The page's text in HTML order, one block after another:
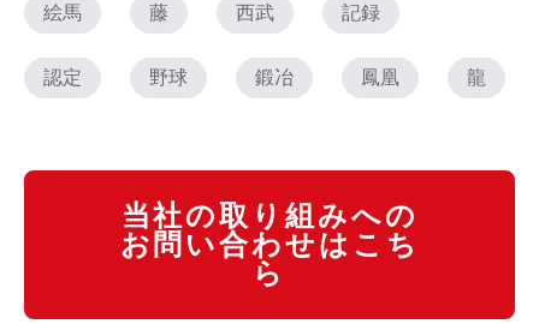
絵馬 藤 西武 記録
認定 野球 鍛冶 鳳凰 龍
当社の取り組みへの
お問い合わせはこち
ら